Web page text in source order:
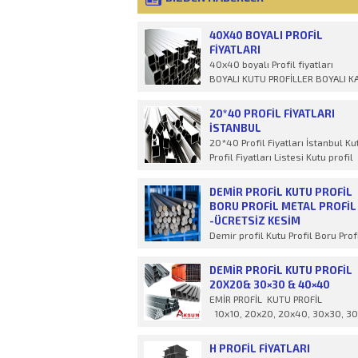
40X40 BOYALI PROFIL
FIYATLARI
40x40 boyalı Profil fiyatları
BOYALI KUTU PROFİLLER BOYALI
20*40 PROFIL FIYATLARI
İSTANBUL
20*40 Profil Fiyatları İstanbul
Profil Fiyatları Listesi Kutu profil
DEMIR PROFIL KUTU PROFIL
BORU PROFIL METAL PROFIL
-ÜCRETSİZ KESİM
Demir profil Kutu Profil Boru
ücret
DEMIR PROFIL KUTU PROFIL
20X20& 30×30 & 40×40
EMİR PROFİL KUTU PROFİL
10x10, 20x20, 20x40, 30x30, 30
H PROFİL FIYATLARI